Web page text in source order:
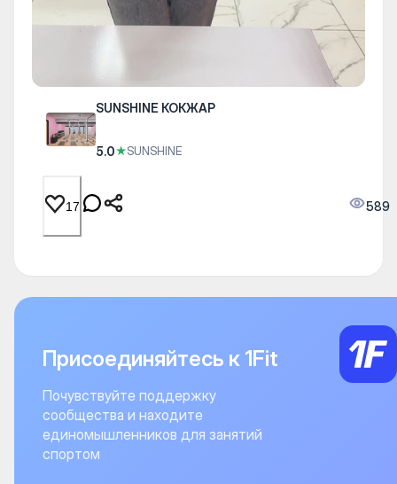
SUNSHINE КОКЖАР
5.0★SUNSHINE
17 589
Присоединяйтесь к 1Fit
Почувствуйте поддержку
сообщества и находите
единомышленников для занятий
спортом